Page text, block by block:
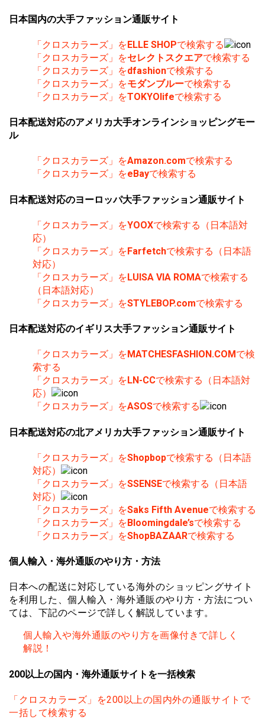
日本国内の大手ファッション通販サイト
「クロスカラーズ」をELLE SHOPで検索する
「クロスカラーズ」をセレクトスクエアで検索する
「クロスカラーズ」をdfashionで検索する
「クロスカラーズ」をモダンブルーで検索する
「クロスカラーズ」をTOKYOlifeで検索する
日本配送対応のアメリカ大手オンラインショッピングモー
ル
「クロスカラーズ」をAmazon.comで検索する
「クロスカラーズ」をeBayで検索する
日本配送対応のヨーロッパ大手ファッション通販サイト
「クロスカラーズ」をYOOXで検索する（日本語対
応）
「クロスカラーズ」をFarfetchで検索する（日本語
対応）
「クロスカラーズ」をLUISA VIA ROMAで検索する
（日本語対応）
「クロスカラーズ」をSTYLEBOP.comで検索する
日本配送対応のイギリス大手ファッション通販サイト
「クロスカラーズ」を MATCHESFASHION.COM で検
索する
「クロスカラーズ」を LN-CCで検索する（日本語対
応）
「クロスカラーズ」をASOSで検索する
日本配送対応の北アメリカ大手ファッション通販サイト
「クロスカラーズ」をShopbopで検索する（日本語
対応）
「クロスカラーズ」をSSENSEで検索する（日本語
対応）
「クロスカラーズ」をSaks Fifth Avenueで検索する
「クロスカラーズ」をBloomingdale’sで検索する
「クロスカラーズ」をShopBAZAARで検索する
個人輸入・海外通販のやり方・方法
日本への配送に対応している海外のショッピングサイト
を利用した、個人輸入・海外通販のやり方・方法につい
ては、下記のページで詳しく解説しています。
個人輸入や海外通販のやり方を画像付きで詳しく
解説！
200以上の国内・海外通販サイトを一括検索
「クロスカラーズ」を200以上の国内外の通販サイトで
一括して検索する